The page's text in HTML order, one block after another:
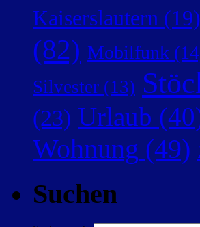
Kaiserslautern (19)
(82) Mobilfunk
Silvester (13)
(23) Urlaub
Wohnung (49)
Suchen